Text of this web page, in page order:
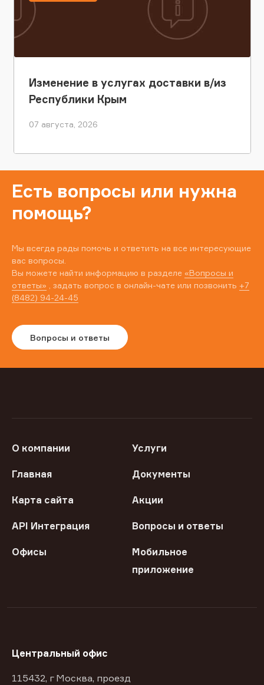
Изменение в услугах доставки в/из
Республики Крым
07 августа, 2026
Есть вопросы или нужна
помощь?
Мы всегда рады помочь и ответить на все интересующие
вас вопросы.
Вы можете найти информацию в разделе «Вопросы и
ответы» , задать вопрос в онлайн-чате или позвонить +7
(8482) 94-24-45
Вопросы и ответы
О компании Услуги
Главная Документы
Карта сайта Акции
API Интеграция Вопросы и ответы
Офисы
Мобильное
приложение
Центральный офис
115432, г Москва, проезд